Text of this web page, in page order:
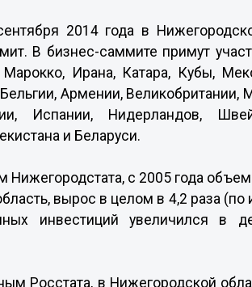
2014 года в
В бизнес-саммите примут
Ирана, Катара, Кубы,
Армении, Великобритании,
Испании, Нидерландов,
и Беларуси.
Нижегородстата, с 2005 года
вырос в целом в 4,2 раза (по
инвестиций увеличился в
Росстата, в Нижегородской